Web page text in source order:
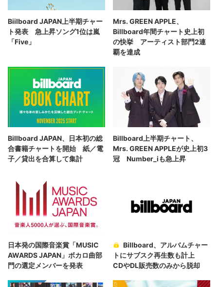
Biilboard JAPAN上半期チャー
ト発表 急上昇ソング1位は嵐
「Five」
Mrs. GREEN APPLE、
Billboard年間チャート史上初
の快挙 アーティスト部門2連
覇を達成
Billboard JAPAN、日本初の総
合書籍チャートを開始 紙／電
子／貸出を合算して集計
Billboard上半期チャート、
Mrs. GREEN APPLEが史上初3
冠 Number_iも急上昇
日本発の国際音楽賞「MUSIC
AWARDS JAPAN」ボカロ曲部
門の選定メンバーを発表
Billboard、アルバムチャー
トにサブスク再生数も計上
CDやDL販売数のみから脱却